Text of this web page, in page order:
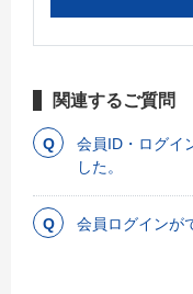
関連するご質問
会員ID・ログイ
した。
会員ログインが